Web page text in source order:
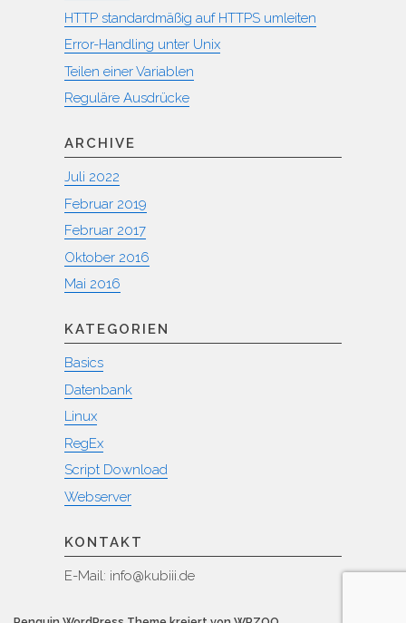
HTTP standardmäßig auf HTTPS umleiten
Error-Handling unter Unix
Teilen einer Variablen
Reguläre Ausdrücke
ARCHIVE
Juli 2022
Februar 2019
Februar 2017
Oktober 2016
Mai 2016
KATEGORIEN
Basics
Datenbank
Linux
RegEx
Script Download
Webserver
KONTAKT
E-Mail: info@kubiii.de